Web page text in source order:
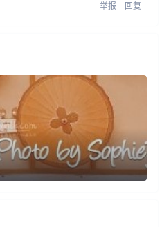
举报 回复